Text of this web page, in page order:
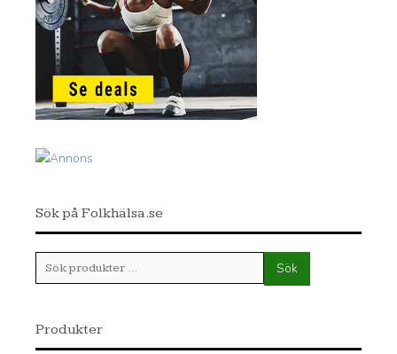
Sök på Folkhälsa.se
Sök
efter:
Sök
Produkter